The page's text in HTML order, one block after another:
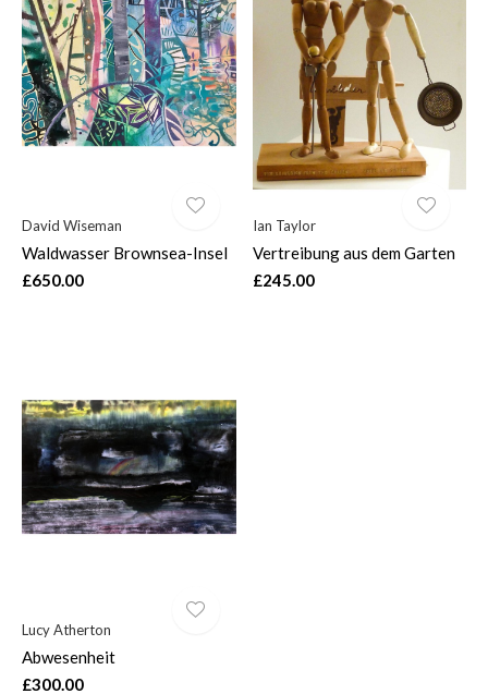
David Wiseman
Waldwasser Brownsea-Insel
£650.00
Ian Taylor
Vertreibung aus dem Garten
£245.00
Lucy Atherton
Abwesenheit
£300.00